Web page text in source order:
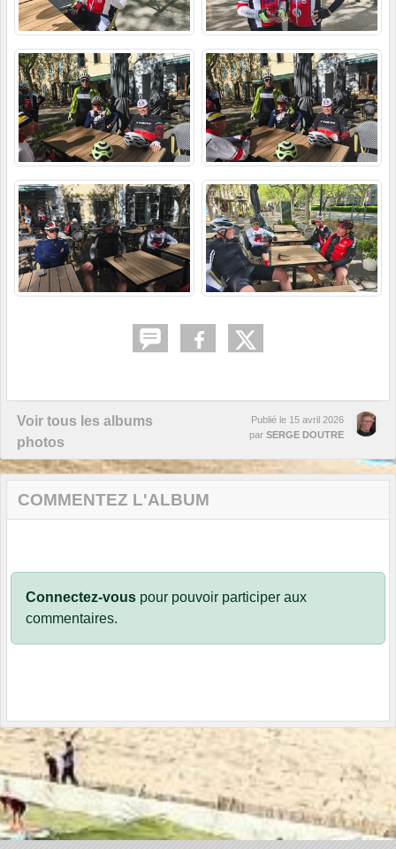
Voir tous les albums
photos
Publié le 15 avril 2026
par SERGE DOUTRE
COMMENTEZ L'ALBUM
Connectez-vous pour pouvoir participer aux
commentaires.